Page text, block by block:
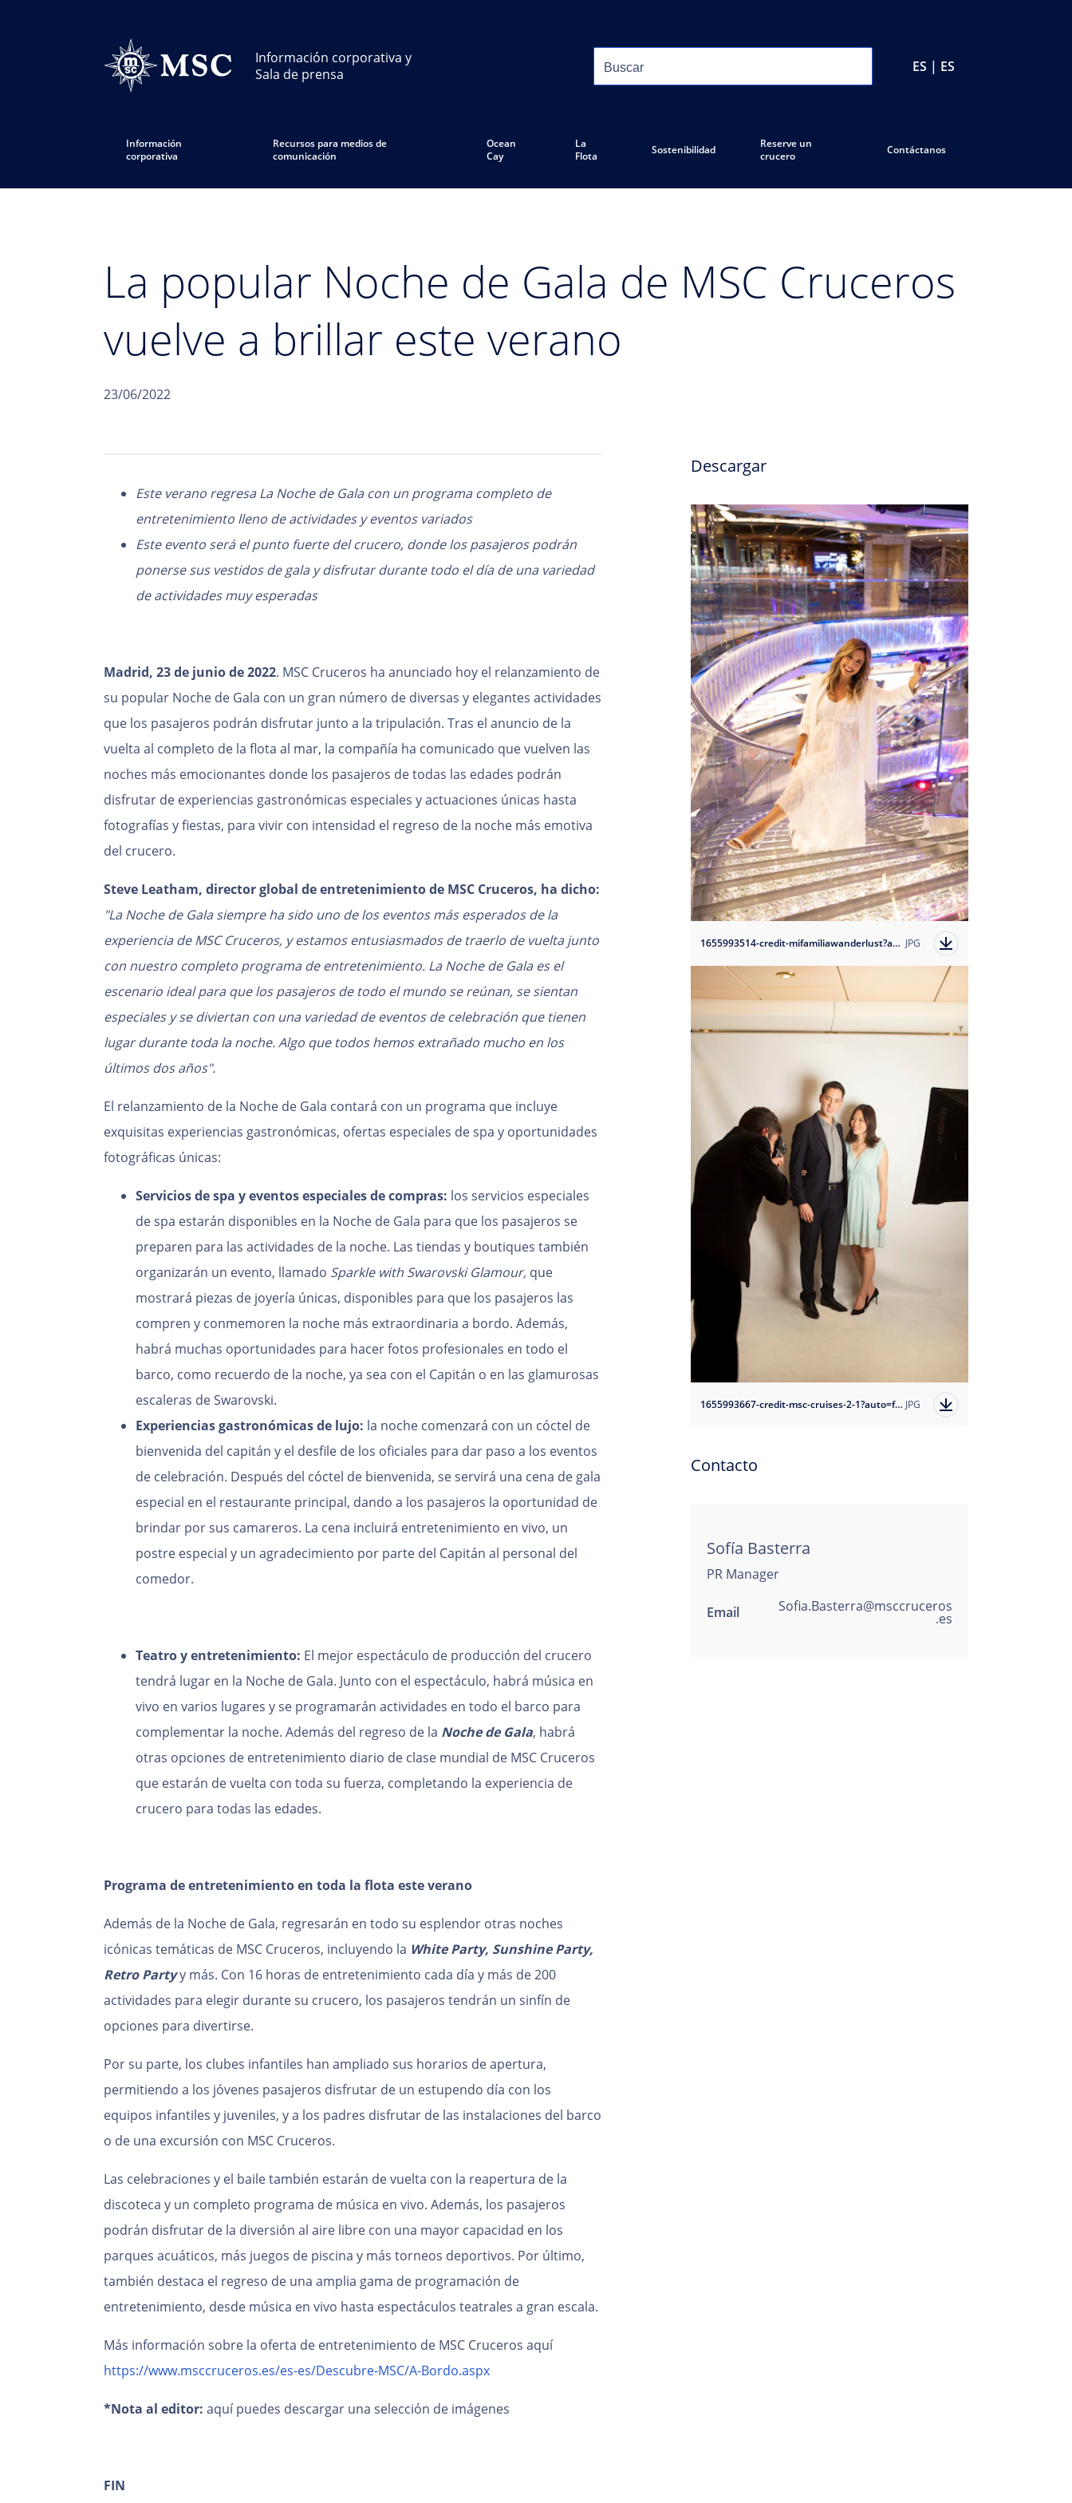
Información corporativa y
Sala de prensa
ES | ES
Información
corporativa
Recursos para medios de
comunicación
Ocean
Cay
La
Flota
Sostenibilidad
Reserve un
crucero
Contáctanos
La popular Noche de Gala de MSC Cruceros
vuelve a brillar este verano
23/06/2022
Este verano regresa La Noche de Gala con un programa completo de
entretenimiento lleno de actividades y eventos variados
Este evento será el punto fuerte del crucero, donde los pasajeros podrán
ponerse sus vestidos de gala y disfrutar durante todo el día de una variedad
de actividades muy esperadas
Madrid, 23 de junio de 2022. MSC Cruceros ha anunciado hoy el relanzamiento de
su popular Noche de Gala con un gran número de diversas y elegantes actividades
que los pasajeros podrán disfrutar junto a la tripulación. Tras el anuncio de la
vuelta al completo de la flota al mar, la compañía ha comunicado que vuelven las
noches más emocionantes donde los pasajeros de todas las edades podrán
disfrutar de experiencias gastronómicas especiales y actuaciones únicas hasta
fotografías y fiestas, para vivir con intensidad el regreso de la noche más emotiva
del crucero.
Steve Leatham, director global de entretenimiento de MSC Cruceros, ha dicho:
"La Noche de Gala siempre ha sido uno de los eventos más esperados de la
experiencia de MSC Cruceros, y estamos entusiasmados de traerlo de vuelta junto
con nuestro completo programa de entretenimiento. La Noche de Gala es el
escenario ideal para que los pasajeros de todo el mundo se reúnan, se sientan
especiales y se diviertan con una variedad de eventos de celebración que tienen
lugar durante toda la noche. Algo que todos hemos extrañado mucho en los
últimos dos años".
El relanzamiento de la Noche de Gala contará con un programa que incluye
exquisitas experiencias gastronómicas, ofertas especiales de spa y oportunidades
fotográficas únicas:
Servicios de spa y eventos especiales de compras: los servicios especiales
de spa estarán disponibles en la Noche de Gala para que los pasajeros se
preparen para las actividades de la noche. Las tiendas y boutiques también
organizarán un evento, llamado Sparkle with Swarovski Glamour, que
mostrará piezas de joyería únicas, disponibles para que los pasajeros las
compren y conmemoren la noche más extraordinaria a bordo. Además,
habrá muchas oportunidades para hacer fotos profesionales en todo el
barco, como recuerdo de la noche, ya sea con el Capitán o en las glamurosas
escaleras de Swarovski.
Experiencias gastronómicas de lujo: la noche comenzará con un cóctel de
bienvenida del capitán y el desfile de los oficiales para dar paso a los eventos
de celebración. Después del cóctel de bienvenida, se servirá una cena de gala
especial en el restaurante principal, dando a los pasajeros la oportunidad de
brindar por sus camareros. La cena incluirá entretenimiento en vivo, un
postre especial y un agradecimiento por parte del Capitán al personal del
comedor.
Teatro y entretenimiento: El mejor espectáculo de producción del crucero
tendrá lugar en la Noche de Gala. Junto con el espectáculo, habrá música en
vivo en varios lugares y se programarán actividades en todo el barco para
complementar la noche. Además del regreso de la Noche de Gala, habrá
otras opciones de entretenimiento diario de clase mundial de MSC Cruceros
que estarán de vuelta con toda su fuerza, completando la experiencia de
crucero para todas las edades.
Programa de entretenimiento en toda la flota este verano
Además de la Noche de Gala, regresarán en todo su esplendor otras noches
icónicas temáticas de MSC Cruceros, incluyendo la White Party, Sunshine Party,
Retro Partyy más. Con 16 horas de entretenimiento cada día y más de 200
actividades para elegir durante su crucero, los pasajeros tendrán un sinfín de
opciones para divertirse.
Por su parte, los clubes infantiles han ampliado sus horarios de apertura,
permitiendo a los jóvenes pasajeros disfrutar de un estupendo día con los
equipos infantiles y juveniles, y a los padres disfrutar de las instalaciones del barco
o de una excursión con MSC Cruceros.
Las celebraciones y el baile también estarán de vuelta con la reapertura de la
discoteca y un completo programa de música en vivo. Además, los pasajeros
podrán disfrutar de la diversión al aire libre con una mayor capacidad en los
parques acuáticos, más juegos de piscina y más torneos deportivos. Por último,
también destaca el regreso de una amplia gama de programación de
entretenimiento, desde música en vivo hasta espectáculos teatrales a gran escala.
Más información sobre la oferta de entretenimiento de MSC Cruceros aquí
https://www.msccruceros.es/es-es/Descubre-MSC/A-Bordo.aspx
*Nota al editor: aquí puedes descargar una selección de imágenes
FIN
Descargar
1655993514-credit-mifamiliawanderlust?auto=format JPG
1655993667-credit-msc-cruises-2-1?auto=format JPG
Contacto
Sofía Basterra
PR Manager
Email Sofia.Basterra@msccruceros
.es